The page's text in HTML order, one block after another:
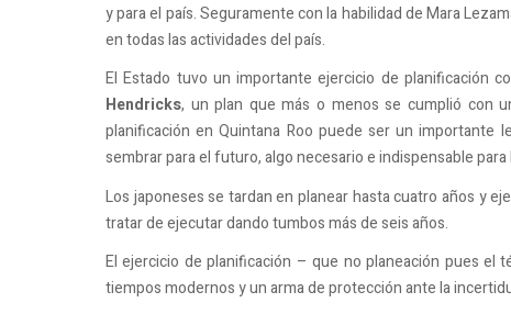
y para el país. Seguramente con la habilidad de Mara
en todas las actividades del país.
El Estado tuvo un importante ejercicio de planificación
Hendricks, un plan que más o menos se cumplió con
planificación en Quintana Roo puede ser un importante
sembrar para el futuro, algo necesario e indispensable para
Los japoneses se tardan en planear hasta cuatro años y
tratar de ejecutar dando tumbos más de seis años.
El ejercicio de planificación – que no planeación pues el
tiempos modernos y un arma de protección ante la